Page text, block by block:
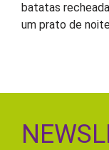
batatas
um prato de